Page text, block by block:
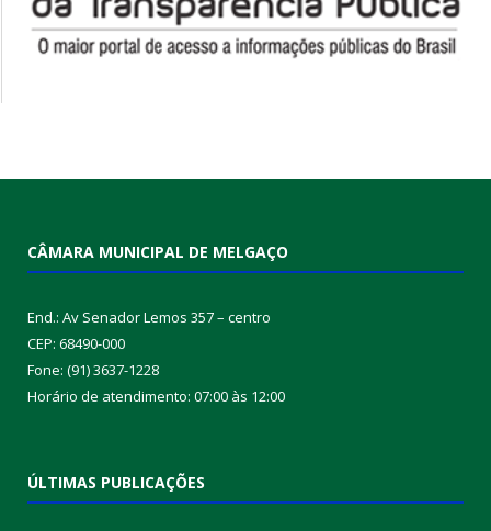
CÂMARA MUNICIPAL DE MELGAÇO
End.: Av Senador Lemos 357 – centro
CEP: 68490-000
Fone: (91) 3637-1228
Horário de atendimento: 07:00 às 12:00
ÚLTIMAS PUBLICAÇÕES